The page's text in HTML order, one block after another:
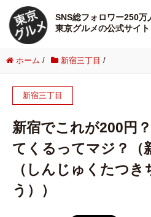
SNS総フォロワー250万
東京グルメの公式サイト
ホーム / 新宿三丁目 /
新宿三丁目
新宿でこれが200円
てくるってマジ？（
（しんじゅくたつ
う））